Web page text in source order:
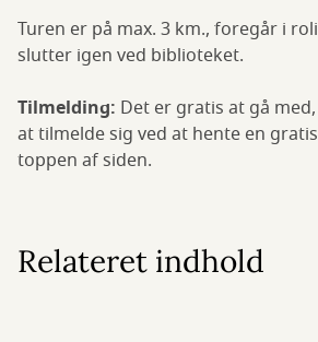
Turen er på max. 3 km., foregår i
slutter igen ved biblioteket.
Tilmelding: Det er gratis at gå
at tilmelde sig ved at hente en
toppen af siden.
Relateret indhold